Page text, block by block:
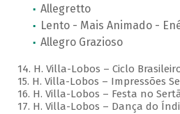
Allegretto
Lento - Mais Animado -
Allegro Grazioso
14. H. Villa-Lobos – Ciclo
15. H. Villa-Lobos – Impressões
16. H. Villa-Lobos – Festa no
17. H. Villa-Lobos – Dança do